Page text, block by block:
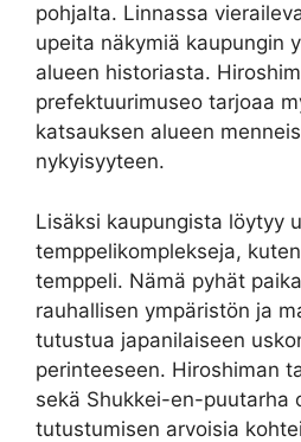
pohjalta. Linnassa
upeita näkymiä kaupungin
alueen historiasta.
prefektuurimuseo tarjoaa
katsauksen alueen
nykyisyyteen.
Lisäksi kaupungista löytyy
temppelikomplekseja,
temppeli. Nämä pyhät
rauhallisen ympäristön ja
tutustua japanilaiseen
perinteeseen. Hiroshiman
sekä Shukkei-en-puutarha
tutustumisen arvoisia